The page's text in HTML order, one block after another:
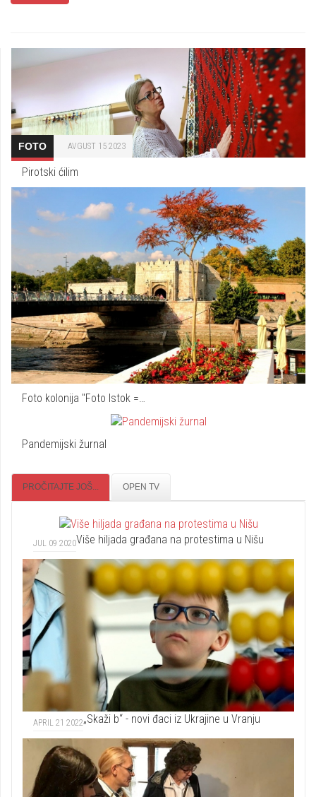
FOTO AVGUST 15 2023
Pirotski ćilim
Foto kolonija "Foto Istok =…
Pandemijski žurnal
PROČITAJTE JOŠ... OPEN TV
JUL 09 2020Više hiljada građana na protestima u Nišu
APRIL 21 2022„Skaži b“ - novi đaci iz Ukrajine u Vranju